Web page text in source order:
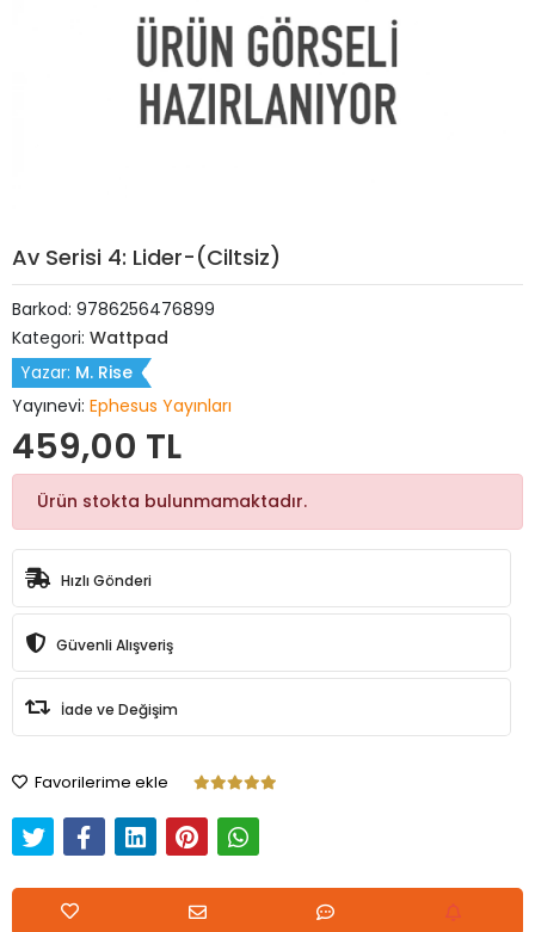
Av Serisi 4: Lider-(Ciltsiz)
Barkod: 9786256476899
Kategori: Wattpad
Yazar: M. Rise
Yayınevi: Ephesus Yayınları
459,00 TL
Ürün stokta bulunmamaktadır.
Hızlı Gönderi
Güvenli Alışveriş
İade ve Değişim
Favorilerime ekle